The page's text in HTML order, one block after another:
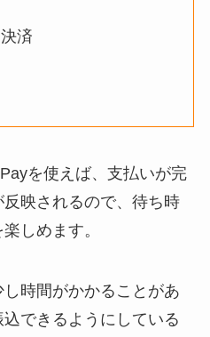
済
を使えば、支払いが完
映されるので、待ち時
しめます。
時間がかかることがあ
できるようにしている